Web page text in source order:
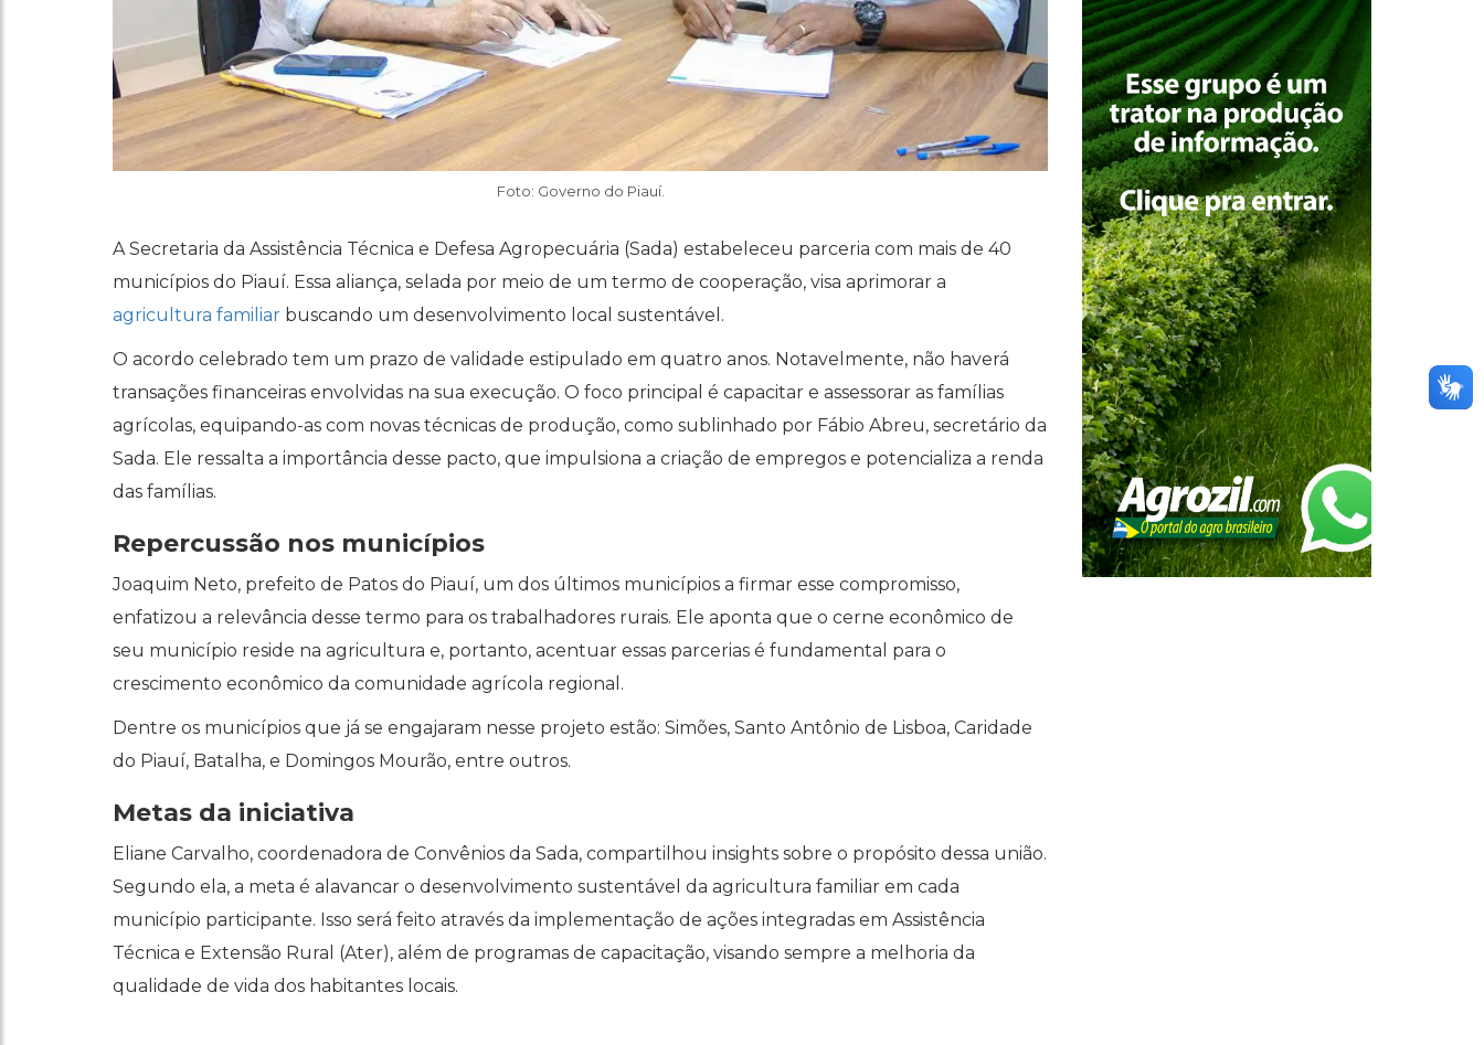
Foto: Governo do Piauí.
A Secretaria da Assistência Técnica e Defesa Agropecuária (Sada) estabeleceu parceria com mais de 40
municípios do Piauí. Essa aliança, selada por meio de um termo de cooperação, visa aprimorar a
agricultura familiar buscando um desenvolvimento local sustentável.
O acordo celebrado tem um prazo de validade estipulado em quatro anos. Notavelmente, não haverá
transações financeiras envolvidas na sua execução. O foco principal é capacitar e assessorar as famílias
agrícolas, equipando-as com novas técnicas de produção, como sublinhado por Fábio Abreu, secretário da
Sada. Ele ressalta a importância desse pacto, que impulsiona a criação de empregos e potencializa a renda
das famílias.
Repercussão nos municípios
Joaquim Neto, prefeito de Patos do Piauí, um dos últimos municípios a firmar esse compromisso,
enfatizou a relevância desse termo para os trabalhadores rurais. Ele aponta que o cerne econômico de
seu município reside na agricultura e, portanto, acentuar essas parcerias é fundamental para o
crescimento econômico da comunidade agrícola regional.
Dentre os municípios que já se engajaram nesse projeto estão: Simões, Santo Antônio de Lisboa, Caridade
do Piauí, Batalha, e Domingos Mourão, entre outros.
Metas da iniciativa
Eliane Carvalho, coordenadora de Convênios da Sada, compartilhou insights sobre o propósito dessa união.
Segundo ela, a meta é alavancar o desenvolvimento sustentável da agricultura familiar em cada
município participante. Isso será feito através da implementação de ações integradas em Assistência
Técnica e Extensão Rural (Ater), além de programas de capacitação, visando sempre a melhoria da
qualidade de vida dos habitantes locais.